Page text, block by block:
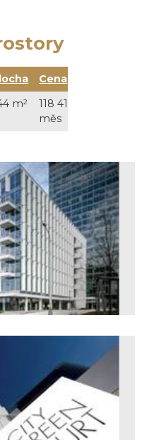
Cena
m2
118 413 Kč /
měs